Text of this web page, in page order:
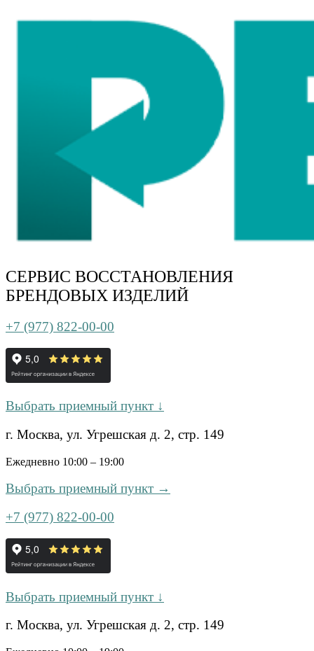
СЕРВИС ВОССТАНОВЛЕНИЯ
БРЕНДОВЫХ ИЗДЕЛИЙ
+7 (977) 822-00-00
Выбрать приемный пункт ↓
г. Москва, ул. Угрешская д. 2, стр. 149
Ежедневно 10:00 – 19:00
Выбрать приемный пункт →
+7 (977) 822-00-00
Выбрать приемный пункт ↓
г. Москва, ул. Угрешская д. 2, стр. 149